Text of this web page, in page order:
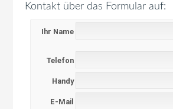
Kontakt über das Formular auf:
Ihr Name
Telefon
Handy
E-Mail